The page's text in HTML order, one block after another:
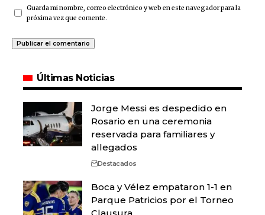
Guarda mi nombre, correo electrónico y web en este navegador para la
próxima vez que comente.
Últimas Noticias
Jorge Messi es despedido en
Rosario en una ceremonia
reservada para familiares y
allegados
Destacados
Boca y Vélez empataron 1-1 en
Parque Patricios por el Torneo